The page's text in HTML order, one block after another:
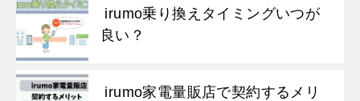
irumo乗り換えタイミングいつが
良い？
irumo家電量販店で契約するメリ